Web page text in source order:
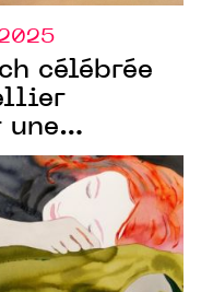
célébrée
une
œuvres.